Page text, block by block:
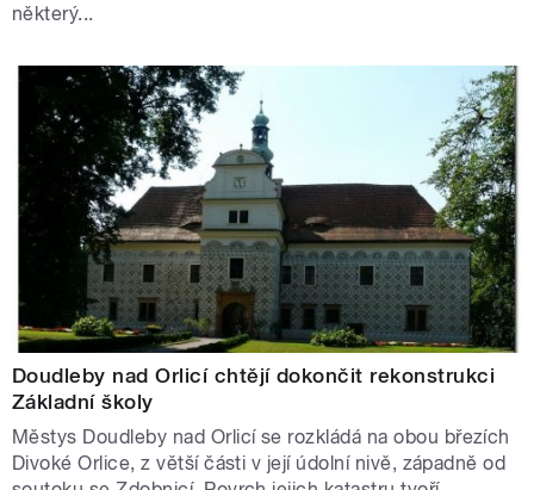
některý...
Doudleby nad Orlicí chtějí dokončit rekonstrukci
Základní školy
Městys Doudleby nad Orlicí se rozkládá na obou březích
Divoké Orlice, z větší části v její údolní nivě, západně od